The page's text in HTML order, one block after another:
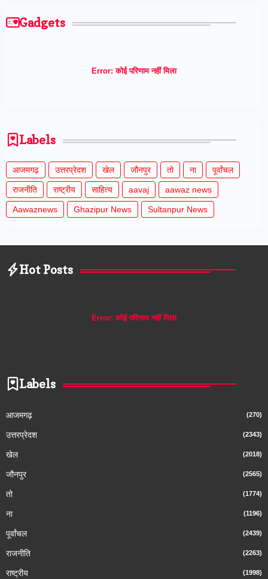
Gadgets
Error: कोई परिणाम नहीं मिला
Labels
आजमगढ़ उत्तरप्रेदश खेल जौनपुर तो ना पूर्वांचल
राजनीति राष्ट्रीय साहित्य aavaj aawaz news
Aawaznews Ghazipur News Sultanpur News
Hot Posts
Error: कोई परिणाम नहीं मिला
Labels
आजमगढ़ (270)
उत्तरप्रेदश (2343)
खेल (2018)
जौनपुर (2565)
तो (1774)
ना (1196)
पूर्वांचल (2439)
राजनीति (2263)
राष्ट्रीय (1998)